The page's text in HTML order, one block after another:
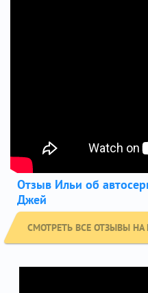
Отзыв Ильи об
Джей
СМОТРЕТЬ ВСЕ ОТЗЫВЫ